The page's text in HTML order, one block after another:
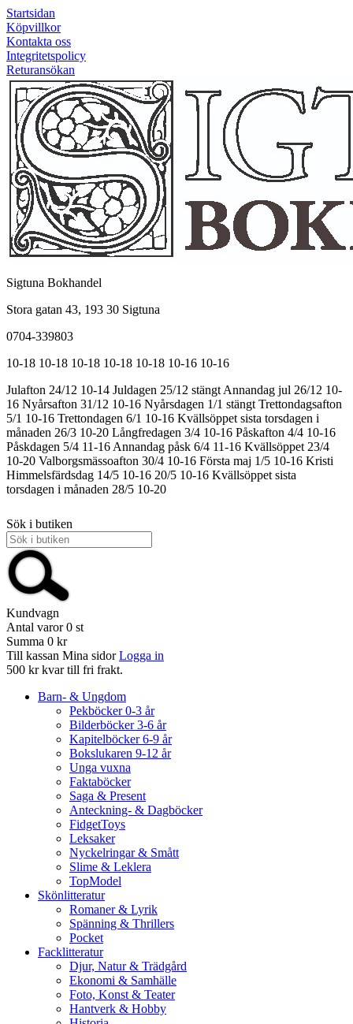
Startsidan
Köpvillkor
Kontakta oss
Integritetspolicy
Returansökan
Sigtuna Bokhandel
Stora gatan 43, 193 30 Sigtuna
0704-339803
10-18 10-18 10-18 10-18 10-18 10-16 10-16
Julafton 24/12 10-14 Juldagen 25/12 stängt Annandag jul 26/12 10-
16 Nyårsafton 31/12 10-16 Nyårsdagen 1/1 stängt Trettondagsafton
5/1 10-16 Trettondagen 6/1 10-16 Kvällsöppet sista torsdagen i
månaden 26/3 10-20 Långfredagen 3/4 10-16 Påskafton 4/4 10-16
Påskdagen 5/4 11-16 Annandag påsk 6/4 11-16 Kvällsöppet 23/4
10-20 Valborgsmässoafton 30/4 10-16 Första maj 1/5 10-16 Kristi
Himmelsfärdsdag 14/5 10-16 20/5 10-16 Kvällsöppet sista
torsdagen i månaden 28/5 10-20
Sök i butiken
Kundvagn
Antal varor 0 st
Summa 0 kr
Till kassan Mina sidor Logga in
500 kr kvar till fri frakt.
Barn- & Ungdom
Pekböcker 0-3 år
Bilderböcker 3-6 år
Kapitelböcker 6-9 år
Bokslukaren 9-12 år
Unga vuxna
Faktaböcker
Saga & Present
Anteckning- & Dagböcker
FidgetToys
Leksaker
Nyckelringar & Smått
Slime & Leklera
TopModel
Skönlitteratur
Romaner & Lyrik
Spänning & Thrillers
Pocket
Facklitteratur
Djur, Natur & Trädgård
Ekonomi & Samhälle
Foto, Konst & Teater
Hantverk & Hobby